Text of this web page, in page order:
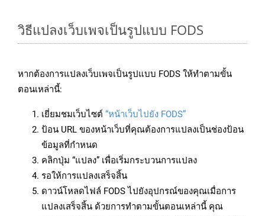
วิธีแปลงเว็บเพจเป็นรูปแบบ FODS
หากต้องการแปลงเว็บเพจเป็นรูปแบบ FODS ให้ทำตามขั้น
ตอนเหล่านี้:
เยี่ยมชมเว็บไซต์ “หน้าเว็บไปยัง FODS”
ป้อน URL ของหน้าเว็บที่คุณต้องการแปลงเป็นช่องป้อน
ข้อมูลที่กำหนด
คลิกปุ่ม “แปลง” เพื่อเริ่มกระบวนการแปลง
รอให้การแปลงเสร็จสิ้น
ดาวน์โหลดไฟล์ FODS ไปยังอุปกรณ์ของคุณเมื่อการ
แปลงเสร็จสิ้น ด้วยการทำตามขั้นตอนเหล่านี้ คุณ